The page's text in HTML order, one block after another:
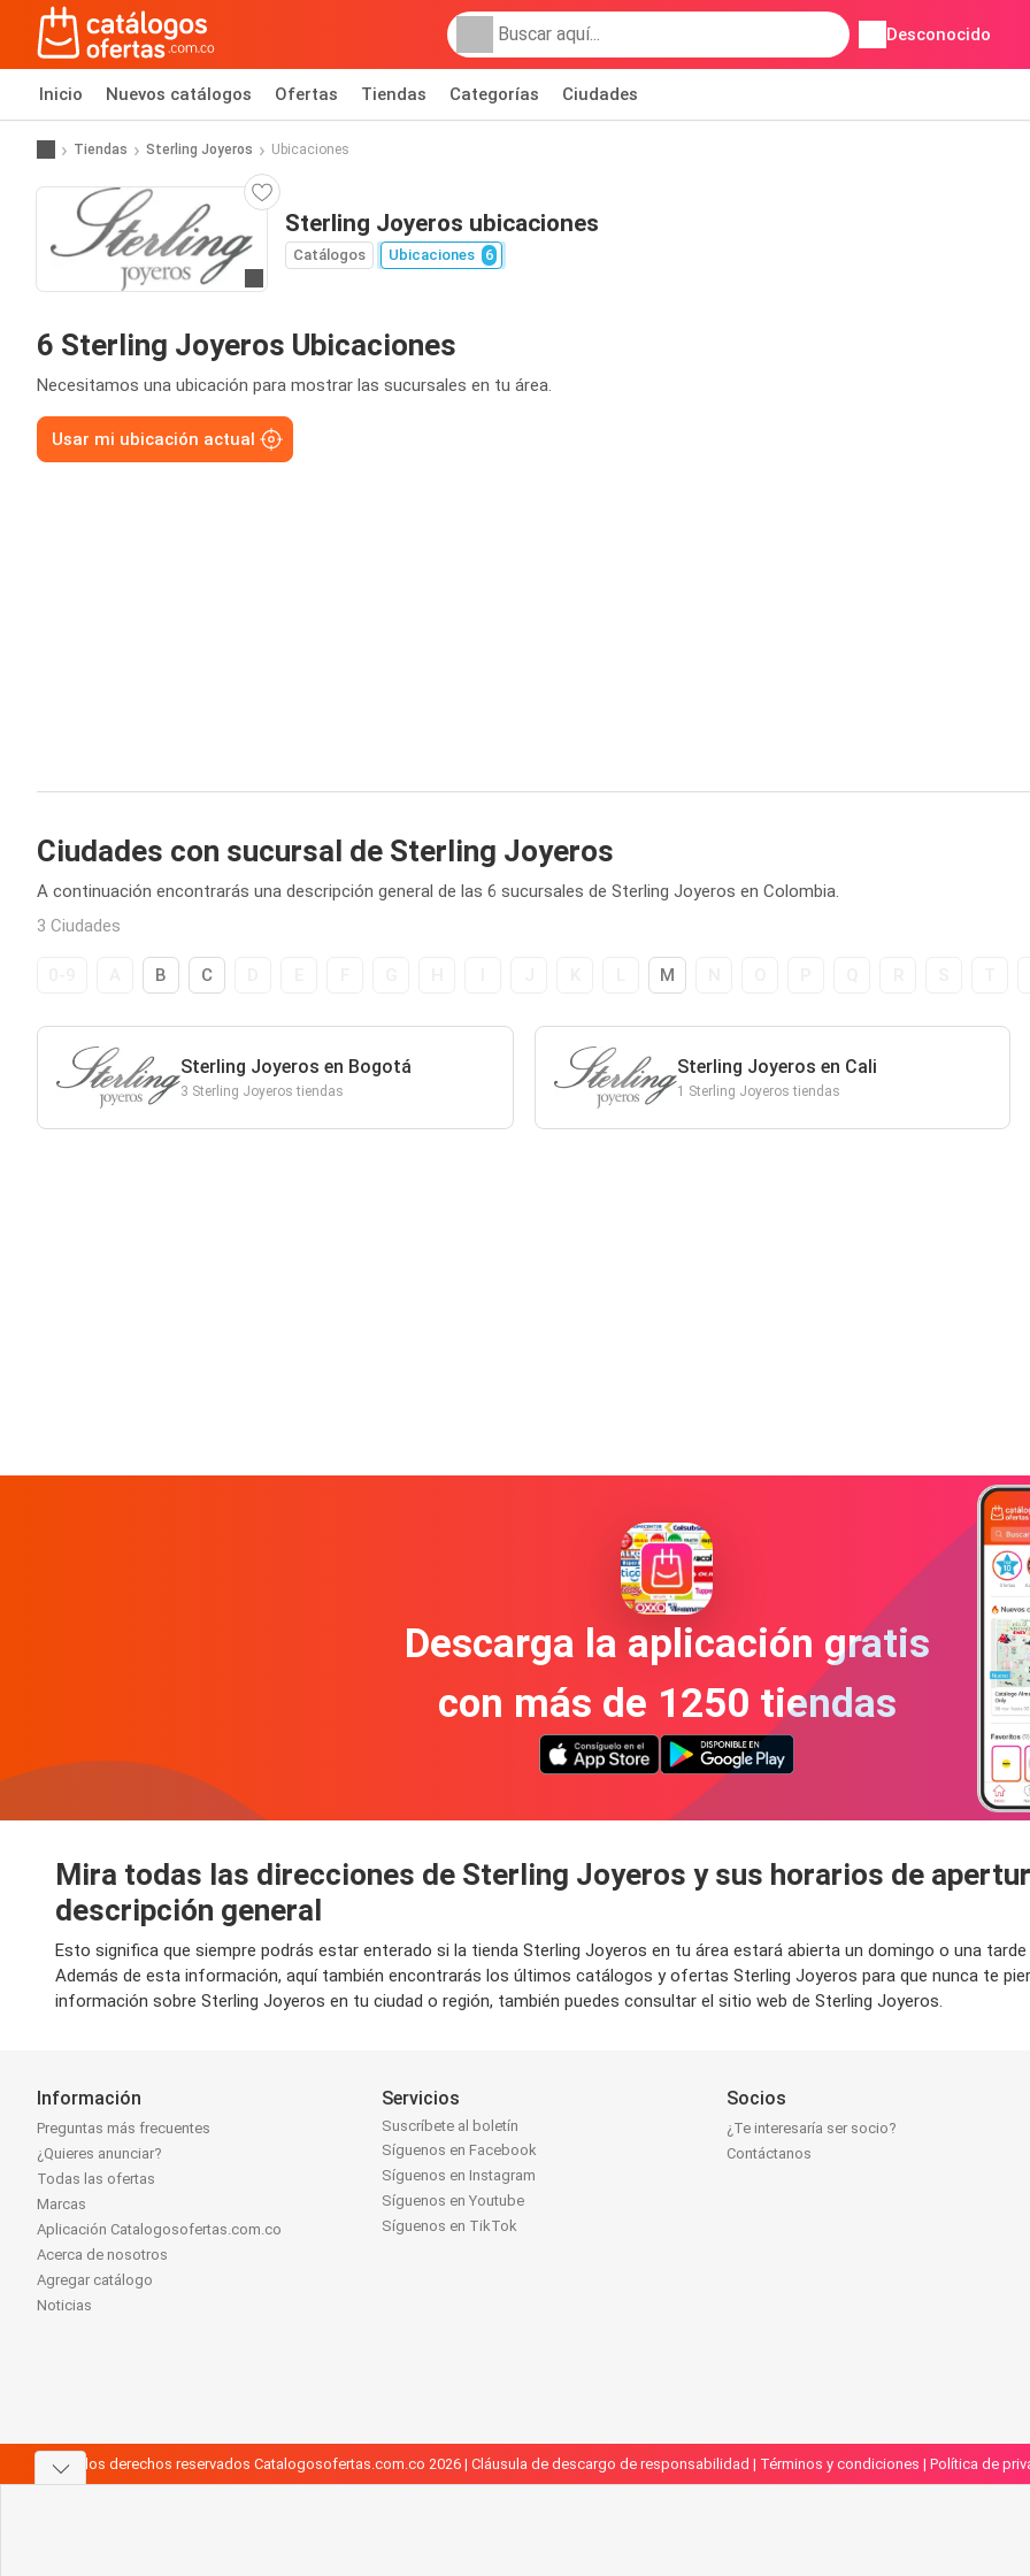
Desconocido
Inicio Nuevos catálogos Ofertas Tiendas Categorías Ciudades
Tiendas Sterling Joyeros Ubicaciones
Sterling Joyeros ubicaciones
Catálogos Ubicaciones 6
6 Sterling Joyeros Ubicaciones
Necesitamos una ubicación para mostrar las sucursales en tu área.
Usar mi ubicación actual
Ciudades con sucursal de Sterling Joyeros
A continuación encontrarás una descripción general de las 6 sucursales de Sterling Joyeros en Colombia.
3 Ciudades
B C M
Sterling Joyeros en Bogotá
3 Sterling Joyeros tiendas
Sterling Joyeros en Cali
1 Sterling Joyeros tiendas
Descarga la aplicación gratis
con más de 1250 tiendas
Mira todas las direcciones de Sterling Joyeros y sus horarios de
descripción general
Esto significa que siempre podrás estar enterado si la tienda Sterling Joyeros en tu área estará abierta un domingo o una
Además de esta información, aquí también encontrarás los últimos catálogos y ofertas Sterling Joyeros para que nunca te
información sobre Sterling Joyeros en tu ciudad o región, también puedes consultar el sitio web de Sterling Joyeros.
Información
Preguntas más frecuentes
¿Quieres anunciar?
Todas las ofertas
Marcas
Aplicación Catalogosofertas.com.co
Acerca de nosotros
Agregar catálogo
Noticias
Servicios
Suscríbete al boletín
Síguenos en Facebook
Síguenos en Instagram
Síguenos en Youtube
Síguenos en TikTok
Socios
¿Te interesaría ser socio?
Contáctanos
Todos los derechos reservados Catalogosofertas.com.co 2026 | Cláusula de descargo de responsabilidad | Términos y condiciones | Política de